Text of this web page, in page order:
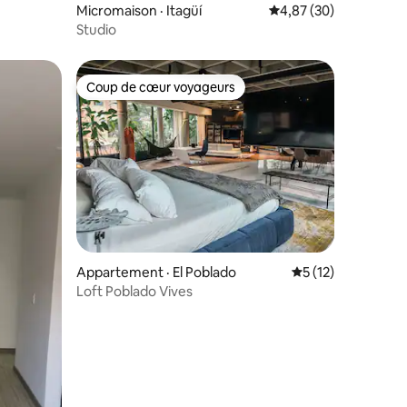
Micromaison · Itagüí Note moyenne de
4,87 (30)
Studio
Coup de cœur voyageurs
Coup de cœur voyageurs
Appartement · El Poblado Note moyenne
5 (12)
Loft Poblado Vives